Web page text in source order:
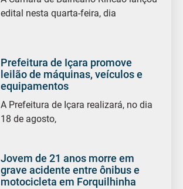
edital nesta quarta-feira, dia
Prefeitura de Içara promove
leilão de máquinas, veículos e
equipamentos
A Prefeitura de Içara realizará, no dia
18 de agosto,
Jovem de 21 anos morre em
grave acidente entre ônibus e
motocicleta em Forquilhinha